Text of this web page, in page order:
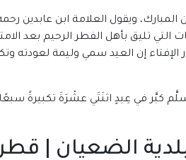
ويقول العلامة ابن عابدين
تليق بأهل الفطر الرحيم بعد
الإفتاء إن العيد سمي وليمة لعودته
كبَّر في عِيدٍ اثنَتَي عشْرَةَ تكبيرةً